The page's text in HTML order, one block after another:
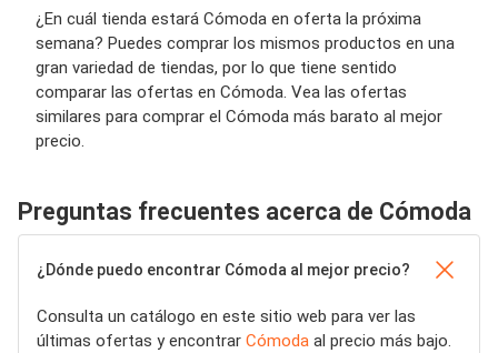
¿En cuál tienda estará Cómoda en oferta la próxima
semana? Puedes comprar los mismos productos en una
gran variedad de tiendas, por lo que tiene sentido
comparar las ofertas en Cómoda. Vea las ofertas
similares para comprar el Cómoda más barato al mejor
precio.
Preguntas frecuentes acerca de Cómoda
¿Dónde puedo encontrar Cómoda al mejor precio?
Consulta un catálogo en este sitio web para ver las
últimas ofertas y encontrar Cómoda al precio más bajo.